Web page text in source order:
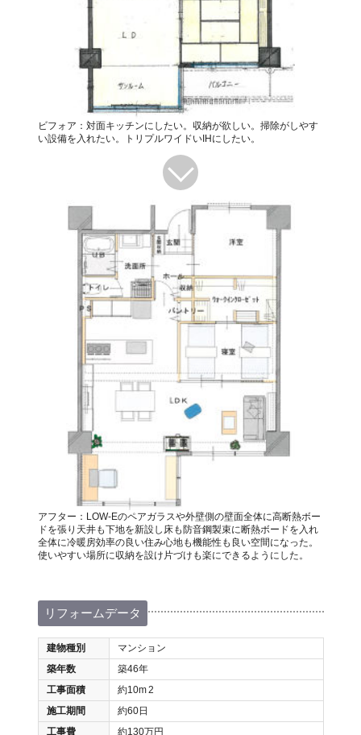
ビフォア：対面キッチンにしたい。収納が欲しい。掃除がしやす
い設備を入れたい。トリプルワイドいIHにしたい。
アフター：LOW-Eのペアガラスや外壁側の壁面全体に高断熱ボー
ドを張り天井も下地を新設し床も防音鋼製束に断熱ボードを入れ
全体に冷暖房効率の良い住み心地も機能性も良い空間になった。
使いやすい場所に収納を設け片づけも楽にできるようにした。
リフォームデータ
建物種別
マンション
築年数
築46年
工事面積
約10m2
施工期間
約60日
工事費
約130万円